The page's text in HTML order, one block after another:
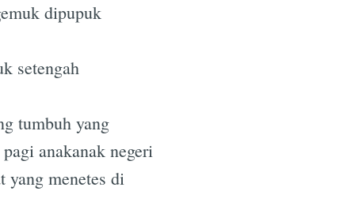
dipupuk
setengah
tumbuh yang
anakanak negeri
yang menetes di